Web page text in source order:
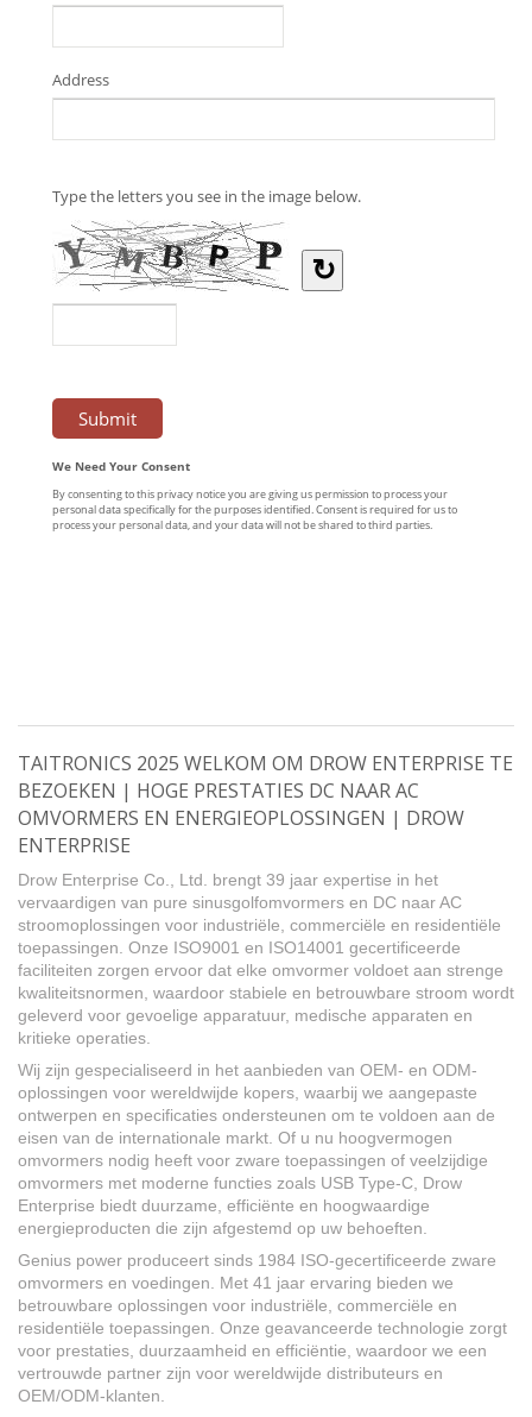
TAITRONICS 2025 WELKOM OM DROW ENTERPRISE TE
BEZOEKEN | HOGE PRESTATIES DC NAAR AC
OMVORMERS EN ENERGIEOPLOSSINGEN | DROW
ENTERPRISE
Drow Enterprise Co., Ltd. brengt 39 jaar expertise in het
vervaardigen van pure sinusgolfomvormers en DC naar AC
stroomoplossingen voor industriële, commerciële en residentiële
toepassingen. Onze ISO9001 en ISO14001 gecertificeerde
faciliteiten zorgen ervoor dat elke omvormer voldoet aan strenge
kwaliteitsnormen, waardoor stabiele en betrouwbare stroom wordt
geleverd voor gevoelige apparatuur, medische apparaten en
kritieke operaties.
Wij zijn gespecialiseerd in het aanbieden van OEM- en ODM-
oplossingen voor wereldwijde kopers, waarbij we aangepaste
ontwerpen en specificaties ondersteunen om te voldoen aan de
eisen van de internationale markt. Of u nu hoogvermogen
omvormers nodig heeft voor zware toepassingen of veelzijdige
omvormers met moderne functies zoals USB Type-C, Drow
Enterprise biedt duurzame, efficiënte en hoogwaardige
energieproducten die zijn afgestemd op uw behoeften.
Genius power produceert sinds 1984 ISO-gecertificeerde zware
omvormers en voedingen. Met 41 jaar ervaring bieden we
betrouwbare oplossingen voor industriële, commerciële en
residentiële toepassingen. Onze geavanceerde technologie zorgt
voor prestaties, duurzaamheid en efficiëntie, waardoor we een
vertrouwde partner zijn voor wereldwijde distributeurs en
OEM/ODM-klanten.